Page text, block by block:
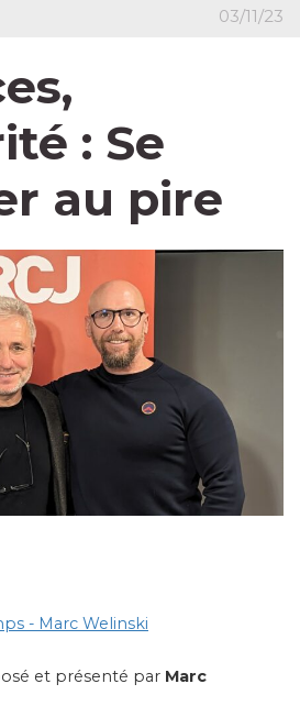
03/11/23
: Se
au pire
- Marc Welinski
et présenté par Marc